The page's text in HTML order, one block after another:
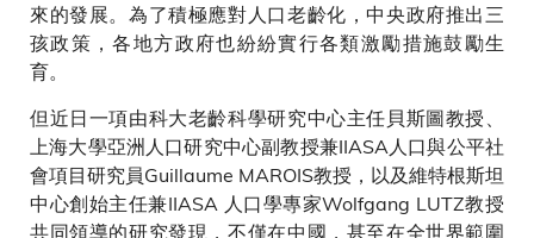
來的發展。為了積極應對人口老齡化，中央政府推出三
孩政策，各地方政府也紛紛實行各類激勵措施鼓勵生
育。
但近日一項由科大老齡科學研究中心主任貝斯圖教授、
上海大學亞洲人口研究中心副教授兼IIASA人口與公平社
會項目研究員Guillaume MAROIS教授，以及維特根斯坦
中心創始主任兼IIASA 人口學專家Wolfgang LUTZ教授
共同領導的研究發現，不僅在中國，甚至在全世界範圍